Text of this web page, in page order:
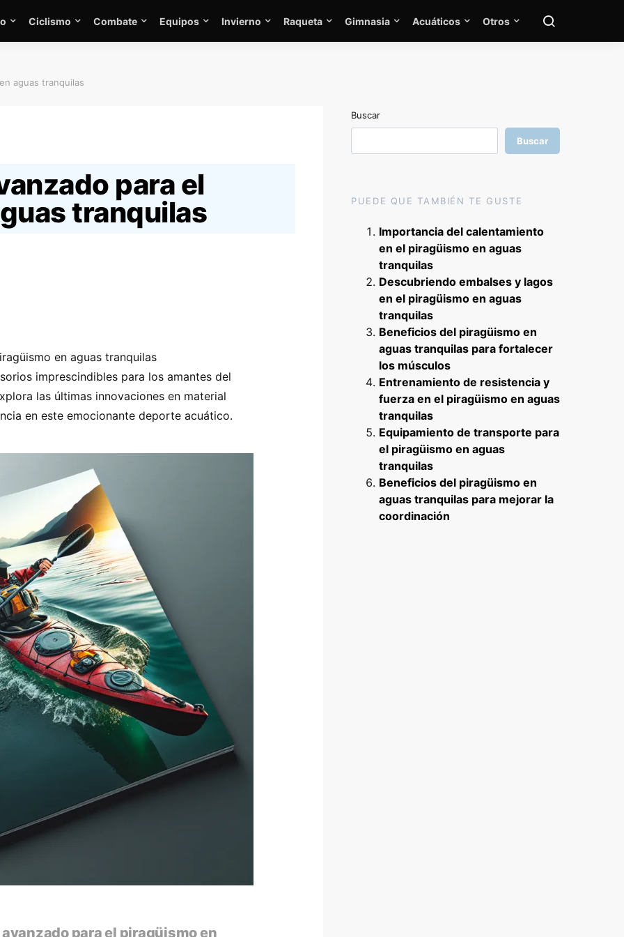
Ciclismo Combate Equipos Invierno Raqueta Gimnasia Acuáticos Otros
aguas tranquilas
para el
tranquilas
en aguas tranquilas
imprescindibles para los amantes del
las últimas innovaciones en material
en este emocionante deporte acuático.
para el piragüismo en
Buscar
Buscar
PUEDE QUE TAMBIÉN TE GUSTE
Importancia del calentamiento
en el piragüismo en aguas
tranquilas
Descubriendo embalses y lagos
en el piragüismo en aguas
tranquilas
Beneficios del piragüismo en
aguas tranquilas para fortalecer
los músculos
Entrenamiento de resistencia y
fuerza en el piragüismo en aguas
tranquilas
Equipamiento de transporte para
el piragüismo en aguas
tranquilas
Beneficios del piragüismo en
aguas tranquilas para mejorar la
coordinación